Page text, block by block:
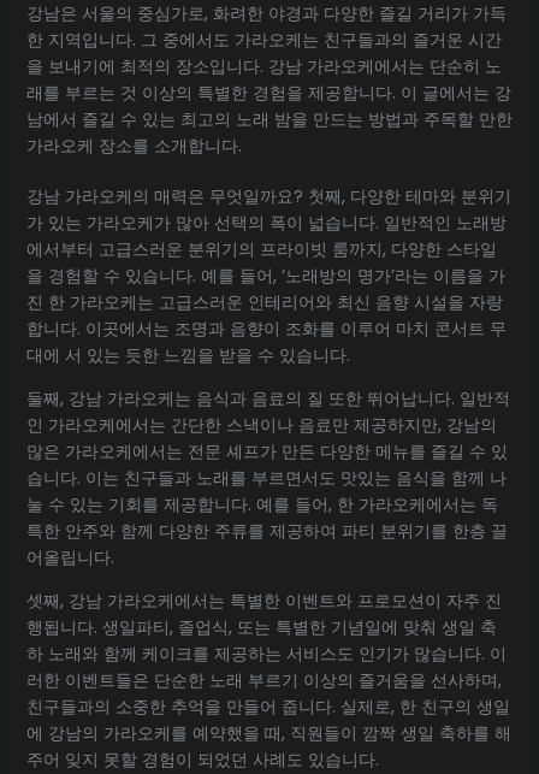
강남은 서울의 중심가로, 화려한 야경과 다양한 즐길 거리가 가득
한 지역입니다. 그 중에서도 가라오케는 친구들과의 즐거운 시간
을 보내기에 최적의 장소입니다. 강남 가라오케에서는 단순히 노
래를 부르는 것 이상의 특별한 경험을 제공합니다. 이 글에서는 강
남에서 즐길 수 있는 최고의 노래 밤을 만드는 방법과 주목할 만한
가라오케 장소를 소개합니다.
강남 가라오케의 매력은 무엇일까요? 첫째, 다양한 테마와 분위기
가 있는 가라오케가 많아 선택의 폭이 넓습니다. 일반적인 노래방
에서부터 고급스러운 분위기의 프라이빗 룸까지, 다양한 스타일
을 경험할 수 있습니다. 예를 들어, ‘노래방의 명가’라는 이름을 가
진 한 가라오케는 고급스러운 인테리어와 최신 음향 시설을 자랑
합니다. 이곳에서는 조명과 음향이 조화를 이루어 마치 콘서트 무
대에 서 있는 듯한 느낌을 받을 수 있습니다.
둘째, 강남 가라오케는 음식과 음료의 질 또한 뛰어납니다. 일반적
인 가라오케에서는 간단한 스낵이나 음료만 제공하지만, 강남의
많은 가라오케에서는 전문 셰프가 만든 다양한 메뉴를 즐길 수 있
습니다. 이는 친구들과 노래를 부르면서도 맛있는 음식을 함께 나
눌 수 있는 기회를 제공합니다. 예를 들어, 한 가라오케에서는 독
특한 안주와 함께 다양한 주류를 제공하여 파티 분위기를 한층 끌
어올립니다.
셋째, 강남 가라오케에서는 특별한 이벤트와 프로모션이 자주 진
행됩니다. 생일파티, 졸업식, 또는 특별한 기념일에 맞춰 생일 축
하 노래와 함께 케이크를 제공하는 서비스도 인기가 많습니다. 이
러한 이벤트들은 단순한 노래 부르기 이상의 즐거움을 선사하며,
친구들과의 소중한 추억을 만들어 줍니다. 실제로, 한 친구의 생일
에 강남의 가라오케를 예약했을 때, 직원들이 깜짝 생일 축하를 해
주어 잊지 못할 경험이 되었던 사례도 있습니다.